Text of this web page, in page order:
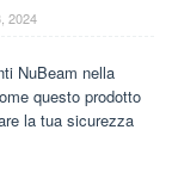
2024
NuBeam nella
questo prodotto
la tua sicurezza